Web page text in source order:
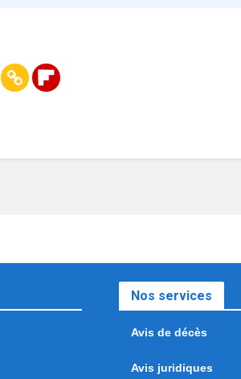
Nos services
Avis de décès
Avis juridiques